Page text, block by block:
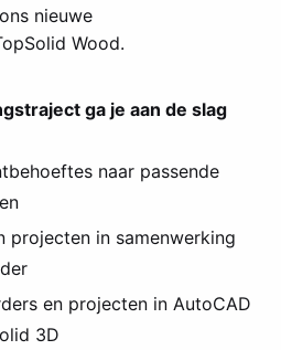
nieuwe
Wood.
ga je aan de slag
naar passende
projecten in samenwerking
en projecten in AutoCAD
3D